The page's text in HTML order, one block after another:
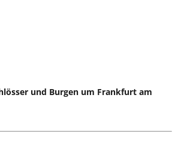
und Burgen um Frankfurt am